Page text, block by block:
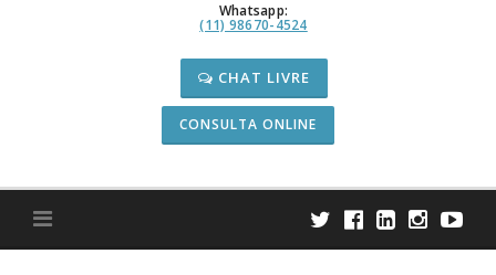
Whatsapp:
(11) 98670-4524
CHAT LIVRE
CONSULTA ONLINE